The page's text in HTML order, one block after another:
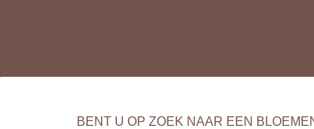
BENT U OP ZOEK NAAR EEN